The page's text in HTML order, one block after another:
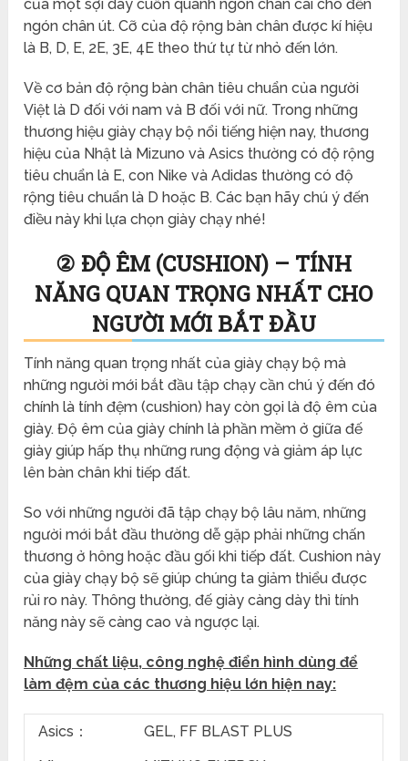
của một sợi dây cuốn quanh ngón chân cái cho đến
ngón chân út. Cỡ của độ rộng bàn chân được kí hiệu
là B, D, E, 2E, 3E, 4E theo thứ tự từ nhỏ đến lớn.
Về cơ bản độ rộng bàn chân tiêu chuẩn của người
Việt là D đối với nam và B đối với nữ. Trong những
thương hiệu giày chạy bộ nổi tiếng hiện nay, thương
hiệu của Nhật là Mizuno và Asics thường có độ rộng
tiêu chuẩn là E, con Nike và Adidas thường có độ
rộng tiêu chuẩn là D hoặc B. Các bạn hãy chú ý đến
điều này khi lựa chọn giày chạy nhé!
② ĐỘ ÊM (CUSHION) – TÍNH
NĂNG QUAN TRỌNG NHẤT CHO
NGƯỜI MỚI BẮT ĐẦU
Tính năng quan trọng nhất của giày chạy bộ mà
những người mới bắt đầu tập chạy cần chú ý đến đó
chính là tính đệm (cushion) hay còn gọi là độ êm của
giày. Độ êm của giày chính là phần mềm ở giữa đế
giày giúp hấp thụ những rung động và giảm áp lực
lên bàn chân khi tiếp đất.
So với những người đã tập chạy bộ lâu năm, những
người mới bắt đầu thường dễ gặp phải những chấn
thương ở hông hoặc đầu gối khi tiếp đất. Cushion này
của giày chạy bộ sẽ giúp chúng ta giảm thiểu được
rủi ro này. Thông thường, đế giày càng dày thì tính
năng này sẽ càng cao và ngược lại.
Những chất liệu, công nghệ điển hình dùng để
làm đệm của các thương hiệu lớn hiện nay:
Asics：
GEL, FF BLAST PLUS